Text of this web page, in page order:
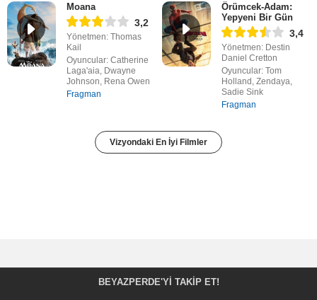
Moana
3,2
Yönetmen: Thomas
Kail
Oyuncular: Catherine
Laga'aia, Dwayne
Johnson, Rena Owen
Fragman
Örümcek-Adam:
Yepyeni Bir Gün
3,4
Yönetmen: Destin
Daniel Cretton
Oyuncular: Tom
Holland, Zendaya,
Sadie Sink
Fragman
Vizyondaki En İyi Filmler
BEYAZPERDE'YI TAKIP ET!